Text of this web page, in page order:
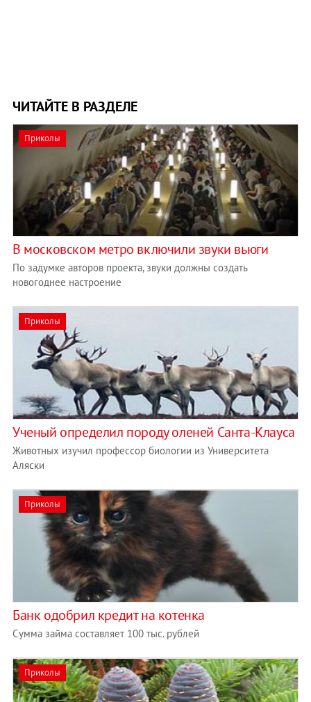
ЧИТАЙТЕ В РАЗДЕЛЕ
Приколы
В московском метро включили звуки вьюги
По задумке авторов проекта, звуки должны создать
новогоднее настроение
Приколы
Ученый определил породу оленей Санта-Клауса
Животных изучил профессор биологии из Университета
Аляски
Приколы
Банк одобрил кредит на котенка
Сумма займа составляет 100 тыс. рублей
Приколы